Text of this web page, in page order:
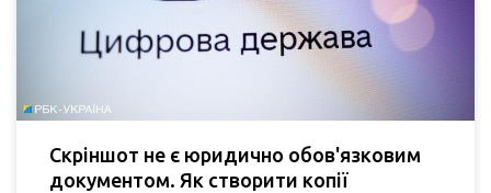
Скріншот не є юридично обов'язковим
документом. Як створити копії